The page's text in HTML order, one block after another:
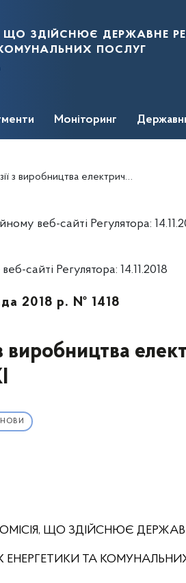
що здійснює державне
послуг
Моніторинг
електричної енергії ТОВ "САНБІМС ЕНЕРДЖІ
веб-сайті Регулятора:
сайті Регулятора: 14.11.2018
2018 р. № 1418
виробництва
ЩО ЗДІЙСНЮЄ
ЕНЕРГЕТИКИ ТА